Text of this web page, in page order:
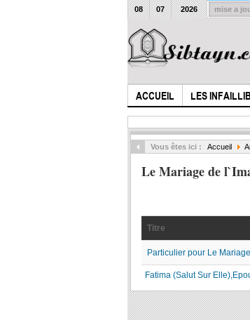
ACCUEIL LES
08 07 2026 mise a
Vous êtes ici : Accueil
Le Mariage de
Titre
Particulier pour Le
Fatima (Salut Sur